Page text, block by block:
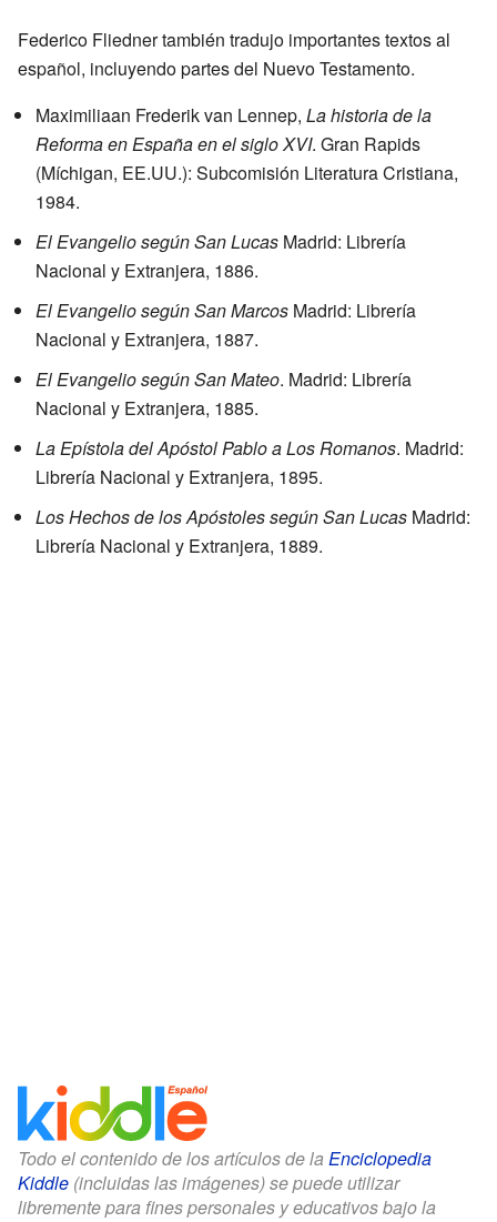
Federico Fliedner también tradujo importantes textos al
español, incluyendo partes del Nuevo Testamento.
Maximiliaan Frederik van Lennep, La historia de la
Reforma en España en el siglo XVI. Gran Rapids
(Míchigan, EE.UU.): Subcomisión Literatura Cristiana,
1984.
El Evangelio según San Lucas Madrid: Librería
Nacional y Extranjera, 1886.
El Evangelio según San Marcos Madrid: Librería
Nacional y Extranjera, 1887.
El Evangelio según San Mateo. Madrid: Librería
Nacional y Extranjera, 1885.
La Epístola del Apóstol Pablo a Los Romanos. Madrid:
Librería Nacional y Extranjera, 1895.
Los Hechos de los Apóstoles según San Lucas Madrid:
Librería Nacional y Extranjera, 1889.
Todo el contenido de los artículos de la Enciclopedia
Kiddle (incluidas las imágenes) se puede utilizar
libremente para fines personales y educativos bajo la